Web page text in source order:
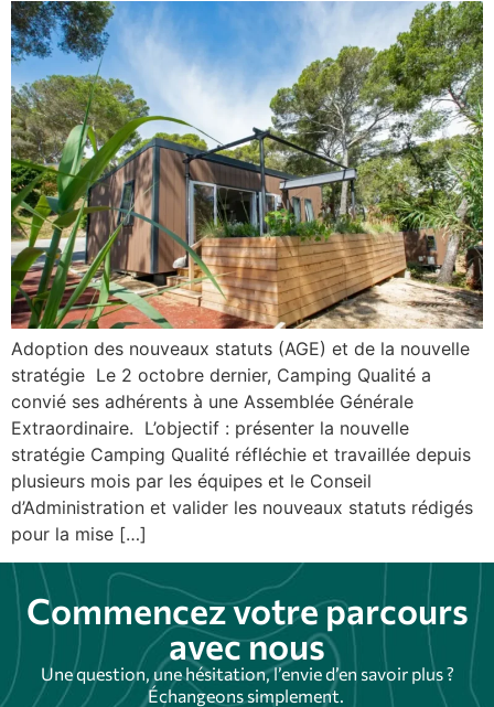
Adoption des nouveaux statuts (AGE) et de la nouvelle
stratégie Le 2 octobre dernier, Camping Qualité a
convié ses adhérents à une Assemblée Générale
Extraordinaire. L’objectif : présenter la nouvelle
stratégie Camping Qualité réfléchie et travaillée depuis
plusieurs mois par les équipes et le Conseil
d’Administration et valider les nouveaux statuts rédigés
pour la mise […]
Commencez votre parcours
avec nous
Une question, une hésitation, l’envie d’en savoir plus ?
Échangeons simplement.